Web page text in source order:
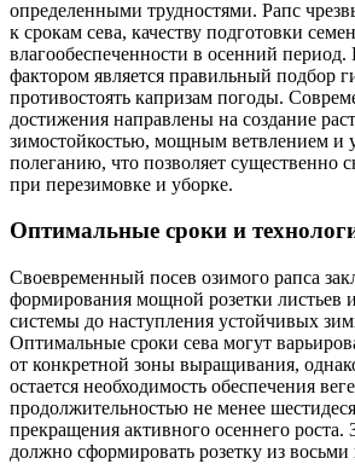
определенными трудностями. Рапс
к срокам сева, качеству подготовки
влагообеспеченности в осенний
фактором является правильный подбор
противостоять капризам погоды.
достижения направлены на создание
зимостойкостью, мощным ветвлением и
полеганию, что позволяет существенно
при перезимовке и уборке.
Оптимальные сроки и
Своевременный посев озимого рапса
формирования мощной розетки листьев
системы до наступления устойчивых
Оптимальные сроки сева могут
от конкретной зоны выращивания,
остается необходимость обеспечения
продолжительностью не менее
прекращения активного осеннего роста.
должно сформировать розетку из восьми